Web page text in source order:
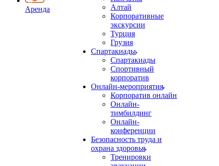
Аренда
Алтай
Корпоративные
экскурсии
Турция
Грузия
Спартакиады
Спартакиады
Спортивный
корпоратив
Онлайн-мероприятия
Корпоратив онлайн
Онлайн-
тимбилдинг
Онлайн-
конференции
Безопасность труда и
охрана здоровья
Тренировки